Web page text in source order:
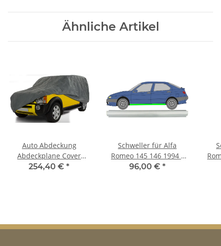
Ähnliche Artikel
Auto Abdeckung
Abdeckplane Cover
Ganzgarage outdoor
254,40 € *
Schweller für Alfa
Romeo 145 146 1994 -
2000 links
96,00 € *